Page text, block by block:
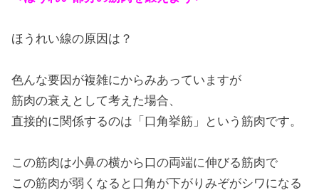
ほうれい線の原因は？
色んな要因が複雑にからみあっていますが
筋肉の衰えとして考えた場合、
直接的に関係するのは「口角挙筋」という筋肉です。
この筋肉は小鼻の横から口の両端に伸びる筋肉で
この筋肉が弱くなると口角が下がりみぞがシワになる